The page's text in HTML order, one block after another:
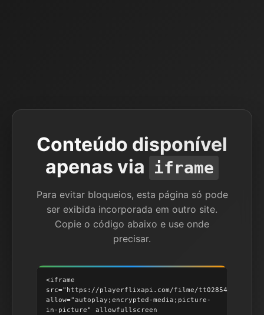
Conteúdo disponível
apenas via iframe
Para evitar bloqueios, esta página só pode
ser exibida incorporada em outro site.
Copie o código abaixo e use onde
precisar.
<iframe
src="https://playerflixapi.com/filme/tt0285492"
allow="autoplay;encrypted-media;picture-
in-picture" allowfullscreen